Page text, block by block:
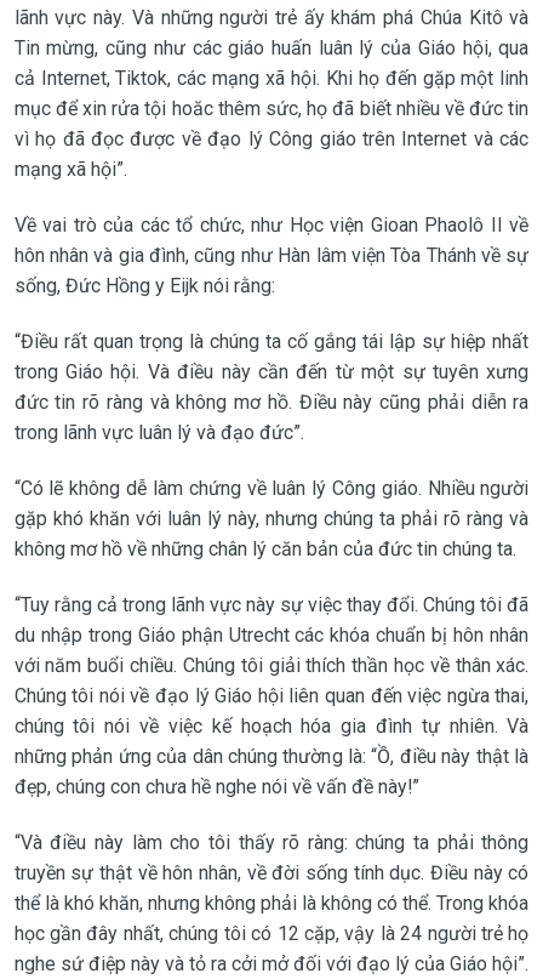
lãnh vực này. Và những người trẻ ấy khám phá Chúa Kitô và
Tin mừng, cũng như các giáo huấn luân lý của Giáo hội, qua
cả Internet, Tiktok, các mạng xã hội. Khi họ đến gặp một linh
mục để xin rửa tội hoăc thêm sức, họ đã biết nhiều về đức tin
vì họ đã đọc được về đạo lý Công giáo trên Internet và các
mạng xã hội”.
Về vai trò của các tổ chức, như Học viện Gioan Phaolô II về
hôn nhân và gia đình, cũng như Hàn lâm viện Tòa Thánh về sự
sống, Đức Hồng y Eijk nói rằng:
“Điều rất quan trọng là chúng ta cố gắng tái lập sự hiệp nhất
trong Giáo hội. Và điều này cần đến từ một sự tuyên xưng
đức tin rõ ràng và không mơ hồ. Điều này cũng phải diễn ra
trong lãnh vực luân lý và đạo đức”.
“Có lẽ không dễ làm chứng về luân lý Công giáo. Nhiều người
gặp khó khăn với luân lý này, nhưng chúng ta phải rõ ràng và
không mơ hồ về những chân lý căn bản của đức tin chúng ta.
“Tuy rằng cả trong lãnh vực này sự việc thay đổi. Chúng tôi đã
du nhập trong Giáo phận Utrecht các khóa chuẩn bị hôn nhân
với năm buổi chiều. Chúng tôi giải thích thần học về thân xác.
Chúng tôi nói về đạo lý Giáo hội liên quan đến việc ngừa thai,
chúng tôi nói về việc kế hoạch hóa gia đình tự nhiên. Và
những phản ứng của dân chúng thường là: “Ồ, điều này thật là
đẹp, chúng con chưa hề nghe nói về vấn đề này!”
“Và điều này làm cho tôi thấy rõ ràng: chúng ta phải thông
truyền sự thật về hôn nhân, về đời sống tính dục. Điều này có
thể là khó khăn, nhưng không phải là không có thể. Trong khóa
học gần đây nhất, chúng tôi có 12 cặp, vậy là 24 người trẻ họ
nghe sứ điệp này và tỏ ra cởi mở đối với đạo lý của Giáo hội”.